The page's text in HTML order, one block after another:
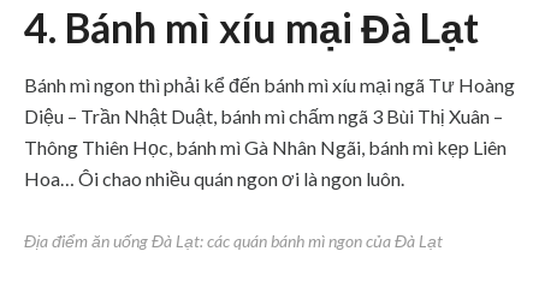
4. Bánh mì xíu mại Đà Lạt
Bánh mì ngon thì phải kể đến bánh mì xíu mại ngã Tư Hoàng
Diệu – Trần Nhật Duật, bánh mì chấm ngã 3 Bùi Thị Xuân –
Thông Thiên Học, bánh mì Gà Nhân Ngãi, bánh mì kẹp Liên
Hoa… Ôi chao nhiều quán ngon ơi là ngon luôn.
Địa điểm ăn uống Đà Lạt: các quán bánh mì ngon của Đà Lạt